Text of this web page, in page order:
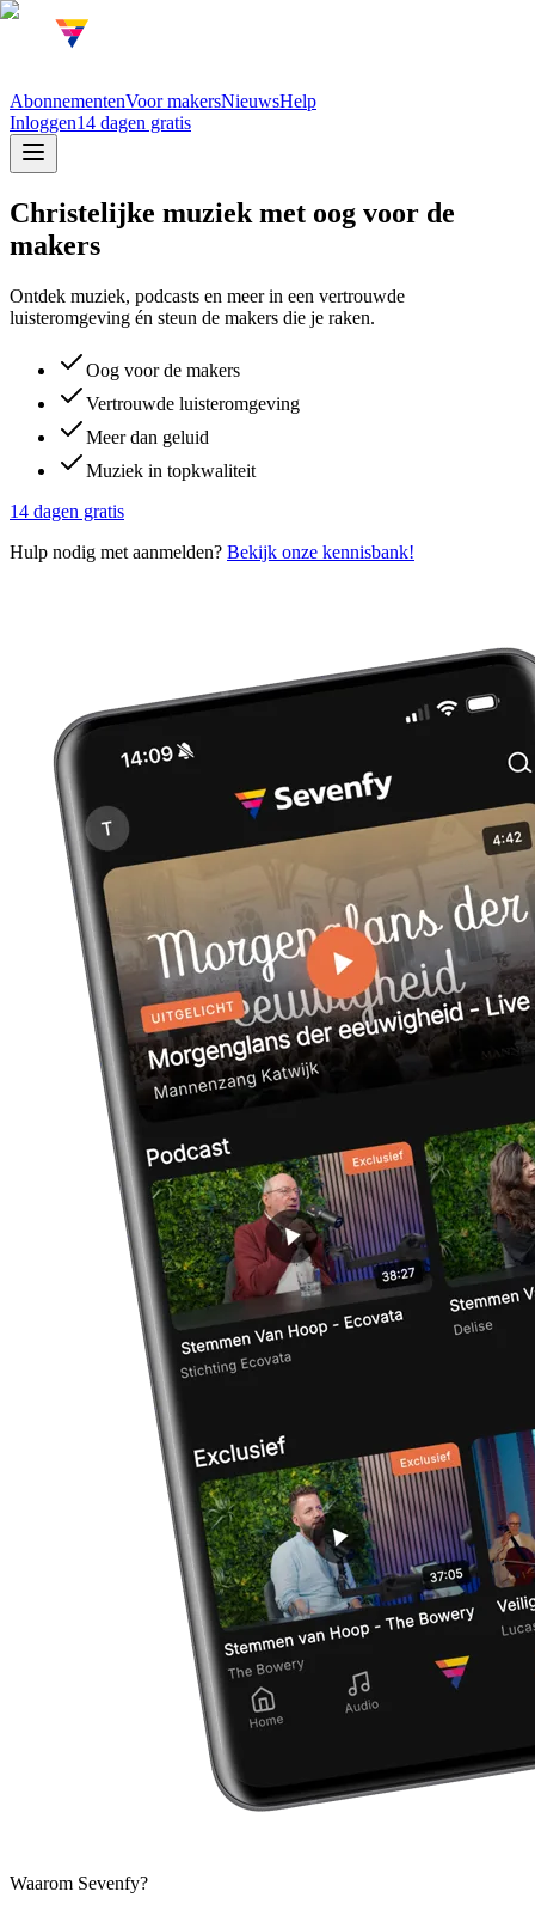
AbonnementenVoor makersNieuwsHelp
Inloggen14 dagen gratis
Christelijke muziek met oog voor de
makers
Ontdek muziek, podcasts en meer in een vertrouwde
luisteromgeving én steun de makers die je raken.
Oog voor de makers
Vertrouwde luisteromgeving
Meer dan geluid
Muziek in topkwaliteit
14 dagen gratis
Hulp nodig met aanmelden? Bekijk onze kennisbank!
Waarom Sevenfy?